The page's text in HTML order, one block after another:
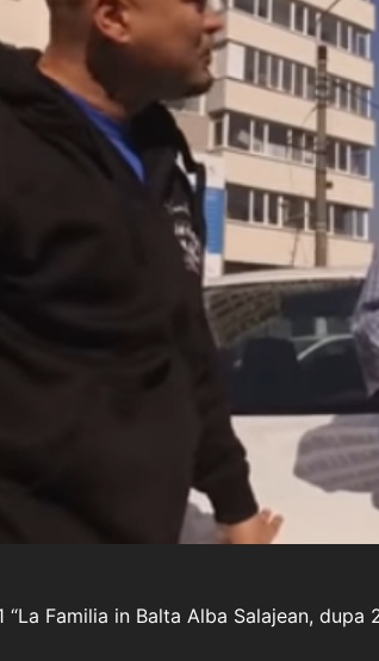
Familia in Balta Alba Salajean,